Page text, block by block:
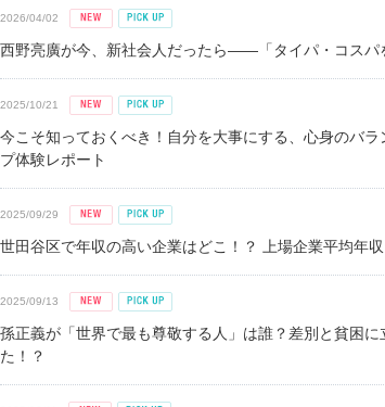
2026/04/02
西野亮廣が今、新社会人だったら――「タイパ・コスパ
2025/10/21
今こそ知っておくべき！自分を大事にする、心身のバ
プ体験レポート
2025/09/29
世田谷区で年収の高い企業はどこ！？ 上場企業平均年
2025/09/13
孫正義が「世界で最も尊敬する人」は誰？差別と貧困
た！？